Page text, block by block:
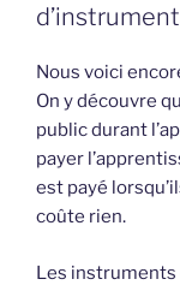
Nous voici
On y découvre
public durant
payer
est payé
coûte rien.
Les instruments